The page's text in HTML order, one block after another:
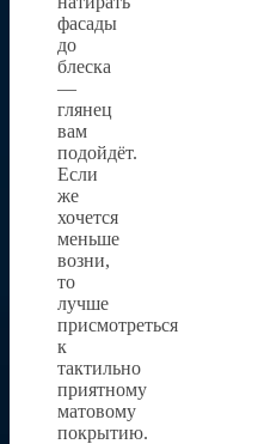
фасады
до
блеска
—
глянец
вам
подойдёт.
Если
же
хочется
меньше
возни,
то
лучше
присмотреться
к
тактильно
приятному
матовому
покрытию.